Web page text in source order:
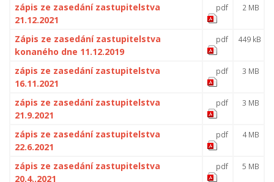
zápis ze zasedání zastupitelstva
21.12.2021
pdf 2 MB
Zápis ze zasedání zastupitelstva
konaného dne 11.12.2019
pdf 449 kB
zápis ze zasedání zastupitelstva
16.11.2021
pdf 3 MB
zápis ze zasedání zastupitelstva
21.9.2021
pdf 3 MB
zápis ze zasedání zastupitelstva
22.6.2021
pdf 4 MB
zápis ze zasedání zastupitelstva
20.4..2021
pdf 5 MB